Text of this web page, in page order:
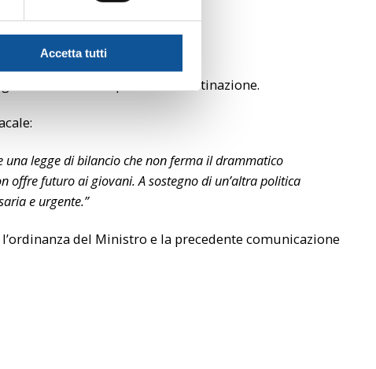
Accetta tutti
ore 11:59 di
2023
fino al capolinea di destinazione.
una legge di bilancio che non ferma il drammatico
futuro ai giovani. A sostegno di un’altra politica
e urgente.”
del Ministro e la precedente comunicazione